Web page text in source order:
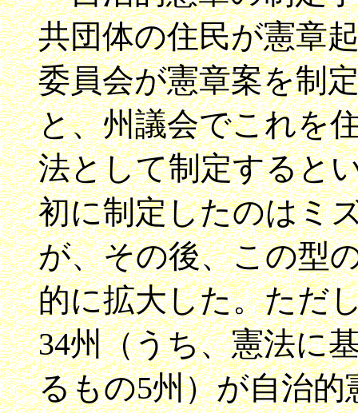
共団体の住民が憲章
委員会が憲章案を制
と、州議会でこれを
法として制定すると
初に制定したのはミ
が、その後、この型
的に拡大した。ただ
34州（うち、憲法に
るもの5州）が自治